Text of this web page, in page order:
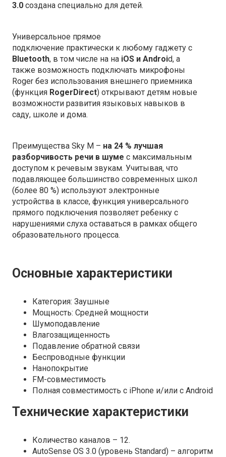
3.0 создана специально для детей.
Универсальное прямое
подключение практически к любому гаджету с
Bluetooth, в том числе на на iOS и Android, а
также возможность подключать микрофоны
Roger без использования внешнего приемника
(функция RogerDirect) открывают детям новые
возможности развития языковых навыков в
саду, школе и дома.
Преимущества Sky M – на 24 % лучшая
разборчивость речи в шуме с максимальным
доступом к речевым звукам. Учитывая, что
подавляющее большинство современных школ
(более 80 %) используют электронные
устройства в классе, функция универсального
прямого подключения позволяет ребенку с
нарушениями слуха оставаться в рамках общего
образовательного процесса.
Основные характеристики
Категория: Заушные
Мощность: Средней мощности
Шумоподавление
Влагозащищенность
Подавление обратной связи
Беспроводные функции
Нанопокрытие
FM-совместимость
Полная совместимость с iPhone и/или с Android
Технические характеристики
Количество каналов – 12.
AutoSense OS 3.0 (уровень Standard) – алгоритм